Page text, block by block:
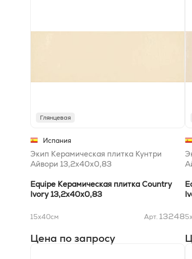
Глянцевая
Испания
Экип Керамическая плитка Кунтри
Айвори 13,2х40x0,83
Equipe Керамическая плитка Country
Ivory 13,2х40x0,83
15x40см Арт. 13248
Цена по запросу